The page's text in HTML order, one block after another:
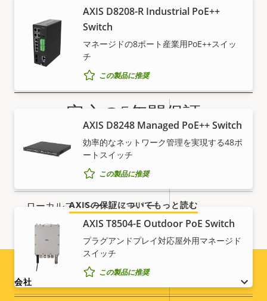
明
EAL6+)
Axis Edge Vault
パ
の
説
ロ
パ
ィ
値
リモートズーム ○
ローカルストレージ (メモリー
カードスロット)
動作温度 -50 to 55 °C
屋外対応
AXIS D8208-R Industrial PoE++
Switch
マネージドの8ポート産業⽤PoE++スイッ
チ
この製品に推奨
AXIS D8248 Managed PoE++ Switch
効率的なネットワーク管理を実現する48ポ
ートスイッチ
この製品に推奨
AXIS T8504-E Outdoor PoE Switch
プラグアンドプレイ対応屋外用マネージド
スイッチ
この製品に推奨
安心の5年間保証
Axisの新しい5年間保証は、5年間のトラブルフリーの製
品所有をお約束し、費用対効果を高めるものです。ま
た、面倒な加入手続きは不要で、保証内容は明瞭です。
AXISの保証についてもっと読む
Footer
会社